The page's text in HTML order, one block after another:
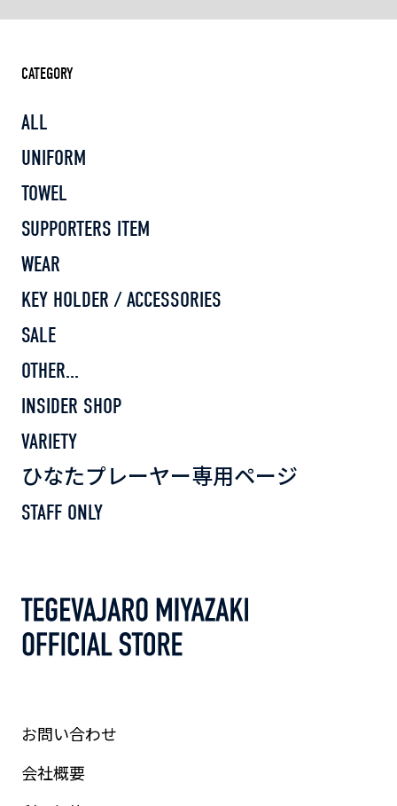
CATEGORY
ALL
UNIFORM
TOWEL
SUPPORTERS ITEM
WEAR
KEY HOLDER / ACCESSORIES
SALE
OTHER...
INSIDER SHOP
VARIETY
ひなたプレーヤー専用ページ
STAFF ONLY
お問い合わせ
会社概要